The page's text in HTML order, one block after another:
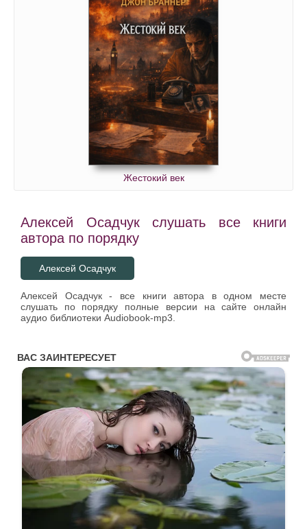
Жестокий век
Алексей Осадчук слушать все книги
автора по порядку
Алексей Осадчук
Алексей Осадчук - все книги автора в одном месте
слушать по порядку полные версии на сайте онлайн
аудио библиотеки Audiobook-mp3.